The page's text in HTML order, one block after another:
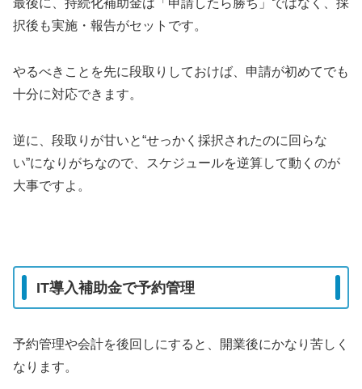
最後に、持続化補助金は「申請したら勝ち」ではなく、採
択後も実施・報告がセットです。
やるべきことを先に段取りしておけば、申請が初めてでも
十分に対応できます。
逆に、段取りが甘いと“せっかく採択されたのに回らな
い”になりがちなので、スケジュールを逆算して動くのが
大事ですよ。
IT導入補助金で予約管理
予約管理や会計を後回しにすると、開業後にかなり苦しく
なります。